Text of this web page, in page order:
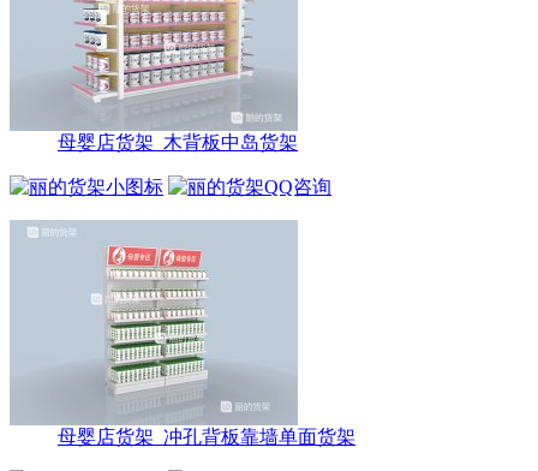
母婴店货架_木背板中岛货架
母婴店货架_冲孔背板靠墙单面货架